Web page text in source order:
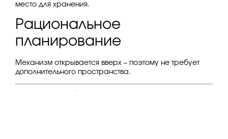
место для хранения.
Рациональное
планирование
Механизм открывается вверх – поэтому не требует
дополнительного пространства.